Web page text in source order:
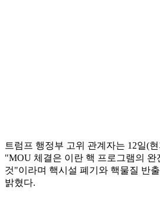
트럼프 행정부 고위 관계자는 12일(
"MOU 체결은 이란 핵 프로그램의 완
것"이라며 핵시설 폐기와 핵물질 반
밝혔다.